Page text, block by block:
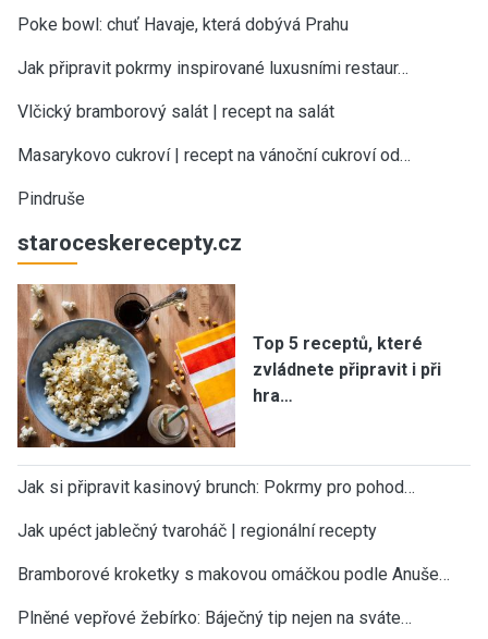
Poke bowl: chuť Havaje, která dobývá Prahu
Jak připravit pokrmy inspirované luxusními restaur…
Vlčický bramborový salát | recept na salát
Masarykovo cukroví | recept na vánoční cukroví od…
Pindruše
staroceskerecepty.cz
Top 5 receptů, které
zvládnete připravit i při
hra…
Jak si připravit kasinový brunch: Pokrmy pro pohod…
Jak upéct jablečný tvaroháč | regionální recepty
Bramborové kroketky s makovou omáčkou podle Anuše…
Plněné vepřové žebírko: Báječný tip nejen na sváte…